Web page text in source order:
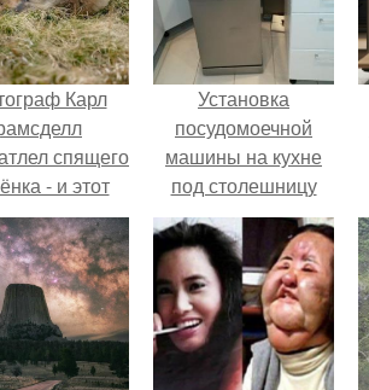
Карл
спящего
- и этот
способен
даже
суровое
сердце.
Установка
посудомоечной
машины на кухне
под столешницу
самостоятельно.
Установка
встраиваемой
посудомоечной
машины под
столешницу –